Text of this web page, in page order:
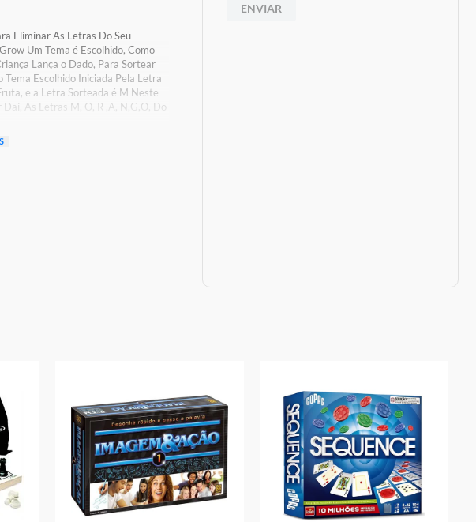
Eliminar As Letras Do Seu
Um Tema é Escolhido, Como
Lança o Dado, Para Sortear
Tema Escolhido Iniciada Pela Letra
e a Letra Sorteada é M Neste
As Letras M, O, R ,A, N,G,O, Do
- OCP`S(Organismos De
25 OCP 0046
ENVIAR